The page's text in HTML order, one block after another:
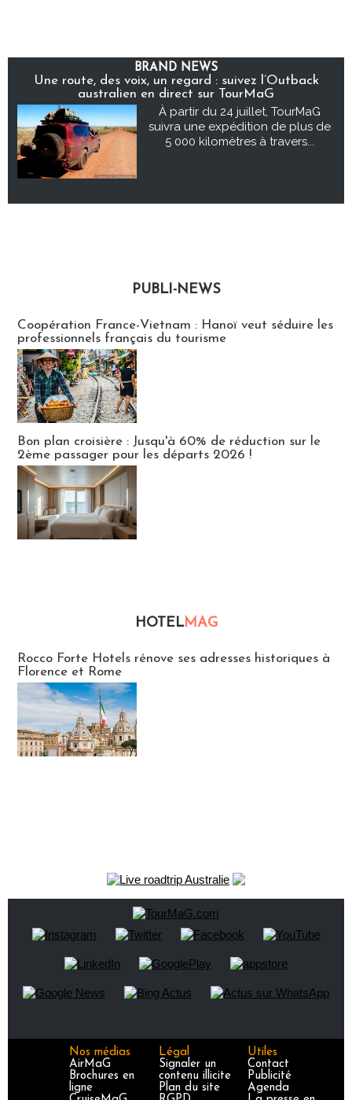
BRAND NEWS
Une route, des voix, un regard : suivez l’Outback
australien en direct sur TourMaG
À partir du 24 juillet, TourMaG
suivra une expédition de plus de
5 000 kilomètres à travers...
PUBLI-NEWS
Coopération France-Vietnam : Hanoï veut séduire les
professionnels français du tourisme
Bon plan croisière : Jusqu'à 60% de réduction sur le
2ème passager pour les départs 2026 !
HOTELMAG
Rocco Forte Hotels rénove ses adresses historiques à
Florence et Rome
Nos médias
AirMaG
Brochures en
ligne
Légal
Signaler un
contenu illicite
Plan du site
Utiles
Contact
Publicité
Agenda